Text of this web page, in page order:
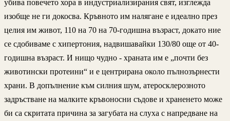
убива повечето хора в индустриализирания свят, изглежда
изобще не ги докосва. Кръвното им налягане е идеално през
целия им живот, 110 на 70 на 70-годишна възраст, докато ние
се сдобиваме с хипертония, надвишавайки 130/80 още от 40-
годишна възраст. И нищо чудно - храната им е „почти без
животински протеини“ и е центрирана около пълнозърнести
храни. В допълнение към силния шум, атеросклерозното
задръстване на малките кръвоносни съдове и храненето може
би са скритата причина за загубата на слуха с напредване на